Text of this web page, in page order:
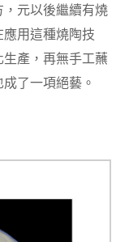
元以後繼續有燒
用這種燒陶技
產，再無手工蘸
了一項絕藝。